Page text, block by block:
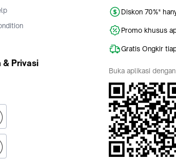
& Privasi
Diskon 70%*
Promo khusus
Gratis Ongkir
Buka aplikasi